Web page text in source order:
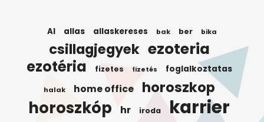
AI allas allaskereses bak ber bika
csillagjegyek ezoteria
ezotéria fizetes fizetés foglalkoztatas
halak home office horoszkop
horoszkóp hr iroda karrier